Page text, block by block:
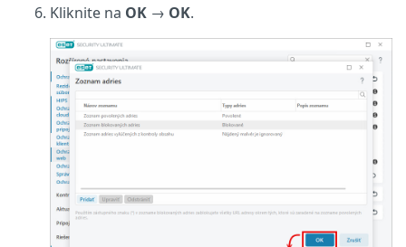
Kliknite na OK → OK.